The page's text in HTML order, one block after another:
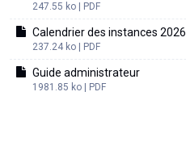
247.55 ko | PDF
Calendrier des instances 2026
237.24 ko | PDF
Guide administrateur
1981.85 ko | PDF